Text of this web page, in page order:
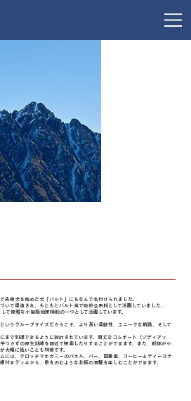
導犬を務めた犬「バルト」にちなんで名付けられました。
いて建造され、もともとバルト海で政府公用船として活躍していました。
て優雅な小型極地探検船の一つとして活躍しています。
いうグループサイズだからこそ、より高い柔軟性、ユニークな航路、そして
まで到達できるように設計されています。頑丈なゴムボート（ゾディアッ
つかずの原生地域を間近で探索したりすることができます。また、船体が小
大幅に低いことも特徴です。
には、クロッチマホガニーのパネル、バー、図書室、コーヒー＆ティーステ
付きデッキから、息をのむような北極の景観を楽しむことができます。